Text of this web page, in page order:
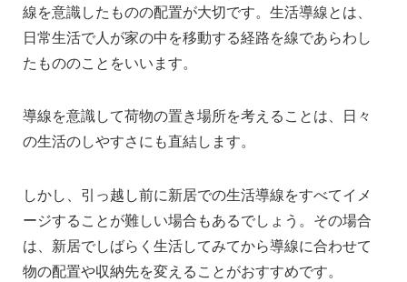
線を意識したものの配置が大切です。生活導線とは、
日常生活で人が家の中を移動する経路を線であらわし
たもののことをいいます。
導線を意識して荷物の置き場所を考えることは、日々
の生活のしやすさにも直結します。
しかし、引っ越し前に新居での生活導線をすべてイメ
ージすることが難しい場合もあるでしょう。その場合
は、新居でしばらく生活してみてから導線に合わせて
物の配置や収納先を変えることがおすすめです。